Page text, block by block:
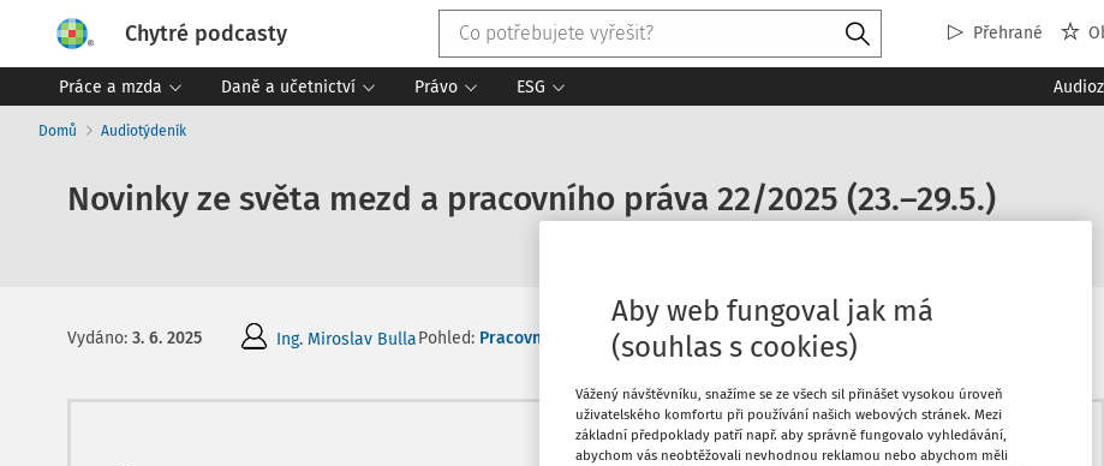
Chytré podcasty Přehrané
Práce a mzda Daně a učetnictví Právo ESG
Domů Audiotýdeník
Novinky ze světa mezd a pracovního práva 22/2025 (23.–29.5.)
Vydáno: 3. 6. 2025 Ing. Miroslav BullaPohled: Pracovněprávní aktuality
Máte předplatné? Přihlaste se
Aby web fungoval jak má
(souhlas s cookies)
Vážený návštěvníku, snažíme se ze všech sil přinášet vysokou úroveň
uživatelského komfortu při používání našich webových stránek. Mezi
základní předpoklady patří např. aby správně fungovalo vyhledávání,
abychom vás neobtěžovali nevhodnou reklamou nebo abychom měli